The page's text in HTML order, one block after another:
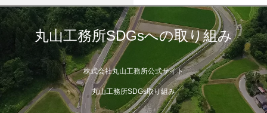
丸山工務所SDGsへの取り組み
株式会社丸山工務所公式サイト
丸山工務所SDGs取り組み